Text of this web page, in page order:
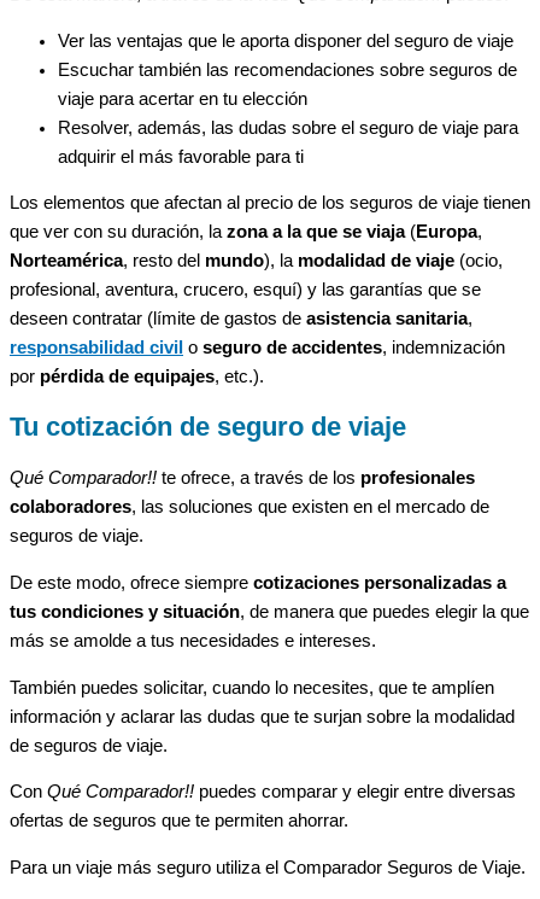
Ver las ventajas que le aporta disponer del seguro de viaje
Escuchar también las recomendaciones sobre seguros de
viaje para acertar en tu elección
Resolver, además, las dudas sobre el seguro de viaje para
adquirir el más favorable para ti
Los elementos que afectan al precio de los seguros de viaje tienen
que ver con su duración, la zona a la que se viaja(Europa,
Norteamérica, resto del mundo), la modalidad de viaje (ocio,
profesional, aventura, crucero, esquí) y las garantías que se
deseen contratar (límite de gastos de asistencia sanitaria,
responsabilidad civil o seguro de accidentes, indemnización
por pérdida de equipajes, etc.).
Tu cotización de seguro de viaje
Qué Comparador!! te ofrece, a través de los profesionales
colaboradores, las soluciones que existen en el mercado de
seguros de viaje.
De este modo, ofrece siempre cotizaciones personalizadas a
tus condiciones y situación, de manera que puedes elegir la que
más se amolde a tus necesidades e intereses.
También puedes solicitar, cuando lo necesites, que te amplíen
información y aclarar las dudas que te surjan sobre la modalidad
de seguros de viaje.
Con Qué Comparador!! puedes comparar y elegir entre diversas
ofertas de seguros que te permiten ahorrar.
Para un viaje más seguro utiliza el Comparador Seguros de Viaje.